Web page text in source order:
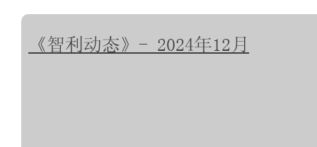
《智利动态》- 2024年12月